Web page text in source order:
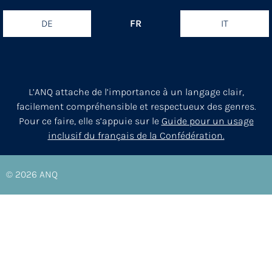
DE FR IT
L’ANQ attache de l’importance à un langage clair,
facilement compréhensible et respectueux des genres.
Pour ce faire, elle s’appuie sur le Guide pour un usage
inclusif du français de la Confédération.
© 2026 ANQ